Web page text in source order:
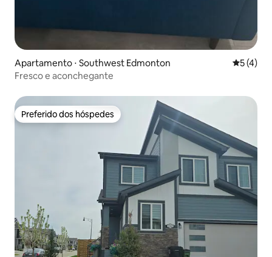
Apartamento ⋅ Southwest Edmonton 5 de
5 (4)
Fresco e aconchegante
Preferido dos hóspedes
Preferido dos hóspedes